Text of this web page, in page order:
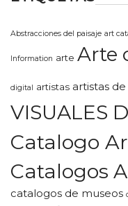
Abstracciones del paisaje art
Information arte Arte
digital artistas artistas
VISUALES
Catalogo
Catalogos
catalogos de museos